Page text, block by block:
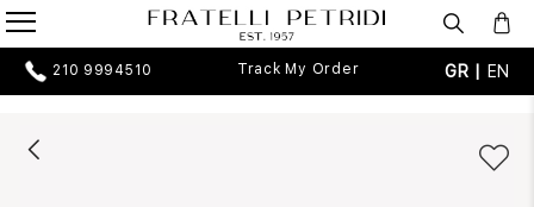
210 9994510 Track My Order GR | EN